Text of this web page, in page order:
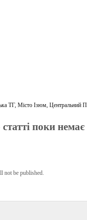
ТГ,Місто Ізюм ,Центральний
поки немає
not be published.